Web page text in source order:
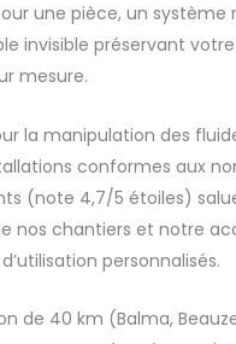
une pièce, un système
invisible préservant
mesure.
la manipulation des
conformes aux
(note 4,7/5 étoiles)
nos chantiers et notre
personnalisés.
de 40 km (Balma,